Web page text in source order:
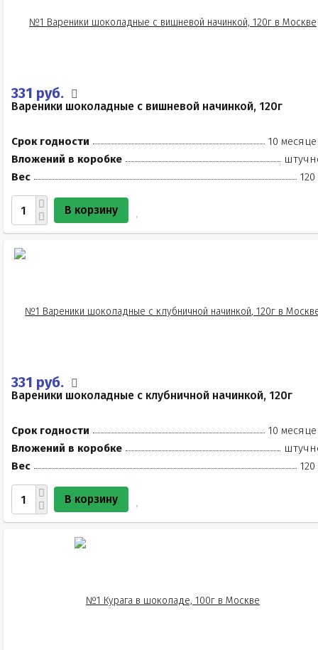
331 руб.
Вареники шоколадные с вишневой начинкой, 120г
Срок годности
10
Вложений в коробке
Вес
120
В корзину
331 руб.
Вареники шоколадные с клубничной начинкой, 120г
Срок годности
10
Вложений в коробке
Вес
120
В корзину